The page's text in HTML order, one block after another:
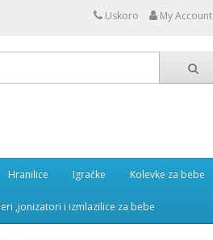
Uskoro My Account
Hranilice Igračke Kolevke za bebe
,jonizatori i izmlazilice za bebe